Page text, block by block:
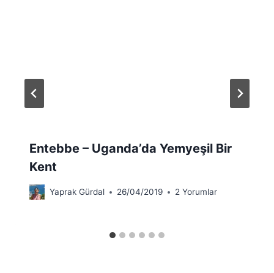
Entebbe – Uganda’da Yemyeşil Bir
Kent
Yaprak Gürdal 26/04/2019 2 Yorumlar